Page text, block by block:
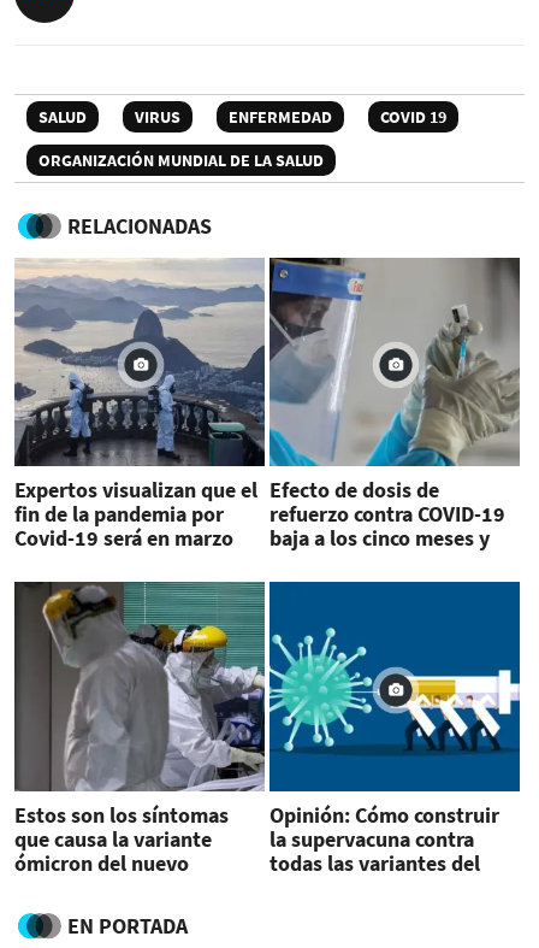
SALUD VIRUS ENFERMEDAD
COVID 19
ORGANIZACIÓN MUNDIAL DE LA SALUD
RELACIONADAS
Expertos visualizan que el
fin de la pandemia por
Covid-19 será en marzo
Efecto de dosis de
refuerzo contra COVID-19
baja a los cinco meses y
esperan más variantes
Estos son los síntomas
que causa la variante
ómicron del nuevo
Opinión: Cómo construir
la supervacuna contra
todas las variantes del
EN PORTADA